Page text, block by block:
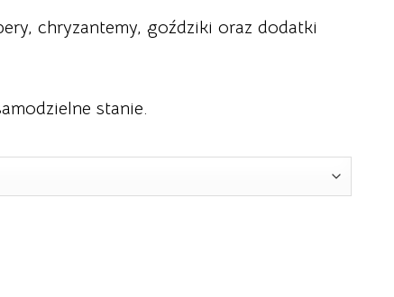
chryzantemy, goździki oraz dodatki
stanie.